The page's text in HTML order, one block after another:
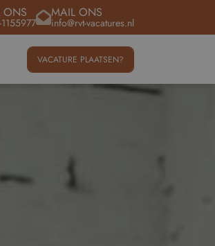
ONS MAIL ONS
info@rvt-vacatures.nl
VACATURE PLAATSEN?